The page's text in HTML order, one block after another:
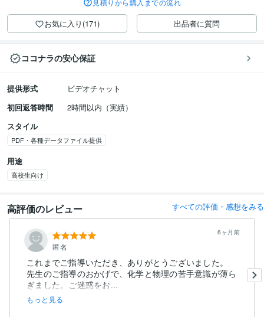
見積りから購入までの流れ
お気に入り(171) 出品者に質問
ココナラの安心保証
提供形式
ビデオチャット
初回返答時間
2時間以内（実績）
スタイル
PDF・各種データファイル提供
用途
高校生向け
高評価のレビュー すべての評価・感想をみる
匿名
6ヶ月前
これまでご指導いただき、ありがとうございました。
先生のご指導のおかげで、化学と物理の苦手意識が薄ら
ぎました。ご迷惑をお...
もっと見る